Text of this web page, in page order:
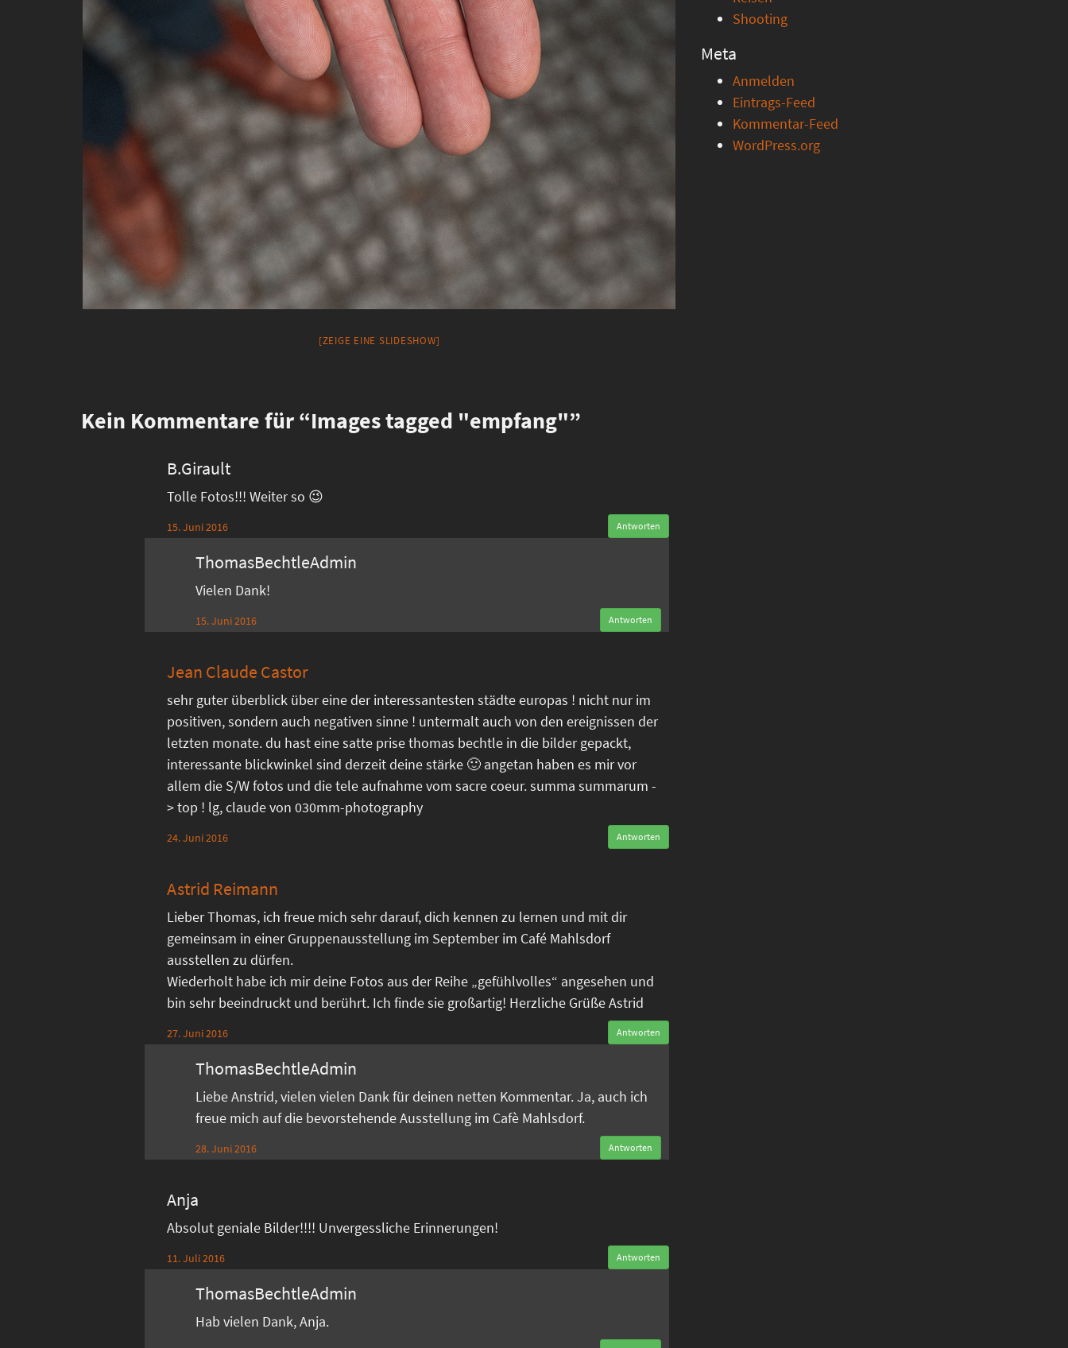
[ZEIGE EINE SLIDESHOW]
Kein Kommentare für “Images tagged "empfang"”
B.Girault
Tolle Fotos!!! Weiter so 😉
15. Juni 2016 Antworten
ThomasBechtleAdmin
Vielen Dank!
15. Juni 2016 Antworten
Jean Claude Castor
sehr guter überblick über eine der interessantesten städte europas ! nicht nur im
positiven, sondern auch negativen sinne ! untermalt auch von den ereignissen der
letzten monate. du hast eine satte prise thomas bechtle in die bilder gepackt,
interessante blickwinkel sind derzeit deine stärke 🙂 angetan haben es mir vor
allem die S/W fotos und die tele aufnahme vom sacre coeur. summa summarum -
> top ! lg, claude von 030mm-photography
24. Juni 2016 Antworten
Astrid Reimann
Lieber Thomas, ich freue mich sehr darauf, dich kennen zu lernen und mit dir
gemeinsam in einer Gruppenausstellung im September im Café Mahlsdorf
ausstellen zu dürfen.
Wiederholt habe ich mir deine Fotos aus der Reihe „gefühlvolles“ angesehen und
bin sehr beeindruckt und berührt. Ich finde sie großartig! Herzliche Grüße Astrid
27. Juni 2016 Antworten
ThomasBechtleAdmin
Liebe Anstrid, vielen vielen Dank für deinen netten Kommentar. Ja, auch ich
freue mich auf die bevorstehende Ausstellung im Cafè Mahlsdorf.
28. Juni 2016 Antworten
Anja
Absolut geniale Bilder!!!! Unvergessliche Erinnerungen!
11. Juli 2016 Antworten
ThomasBechtleAdmin
Hab vielen Dank, Anja.
Shooting
Meta
Anmelden
Eintrags-Feed
Kommentar-Feed
WordPress.org